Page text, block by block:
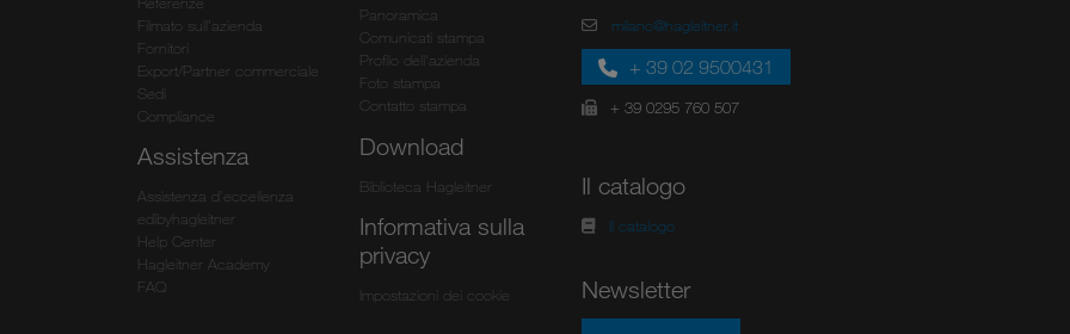
Filmato sull’azienda
Fornitori
Export/Partner commerciale
Sedi
Compliance
Assistenza
Assistenza d’eccellenza
edibyhagleitner
Help Center
Hagleitner Academy
FAQ
Panoramica
Comunicati stampa
Profilo dell'azienda
Foto stampa
Contatto stampa
Download
Biblioteca Hagleitner
Informativa sulla
privacy
Impostazioni dei cookie
milano@hagleitner.it
+ 39 02 9500431
+ 39 0295 760 507
Il catalogo
Il catalogo
Newsletter